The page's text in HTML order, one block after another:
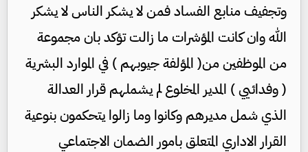
وتجفيف منابع الفساد فمن لا يشكر الناس لا يشكر
الله وان كانت المؤشرات ما زالت تؤكد بان مجموعة
من الموظفين من( المؤلفة جيوبهم ) في الموارد البشرية
( وفدائيي ) المدير المخلوع لم يشملهم قرار العدالة
الذي شمل مديرهم وكانوا وما زالوا يتحكمون بنوعية
القرار الاداري المتعلق بامور الضمان الاجتماعي